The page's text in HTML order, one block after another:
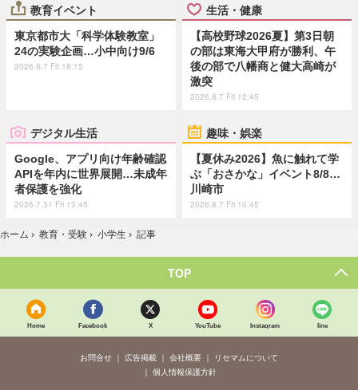
教育イベント
東京都市大「科学体験教室」
24の実験企画…小中向け9/6
2026.8.7 Fri 18:15
生活・健康
【高校野球2026夏】第3日朝
の部は東海大甲府が勝利、午
後の部で八幡商と健大高崎が
激突
2026.8.7 Fri 12:45
デジタル生活
Google、アプリ向け年齢確認
APIを年内に世界展開…未成年
者保護を強化
2026.7.31 Fri 13:45
趣味・娯楽
【夏休み2026】魚に触れて学
ぶ「おさかな」イベント8/8…
川崎市
2026.8.7 Fri 10:45
ホーム › 教育・受験 › 小学生 › 記事
TOP
Home Facebook X YouTube Instagram line
お問合せ 広告掲載 会社概要
リセマムについて
個人情報保護方針